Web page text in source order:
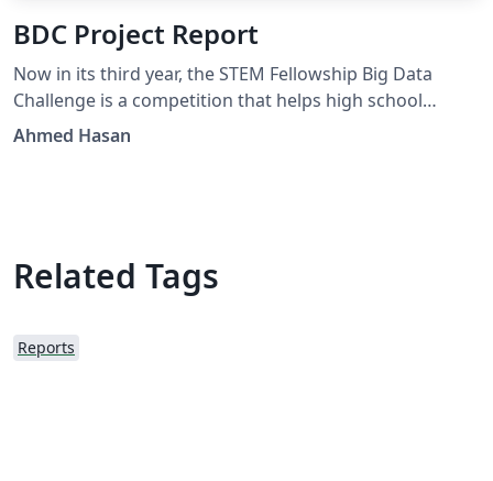
BDC Project Report
Now in its third year, the STEM Fellowship Big Data
Challenge is a competition that helps high school
students get excited about Data Science and its
Ahmed Hasan
Related Tags
Reports